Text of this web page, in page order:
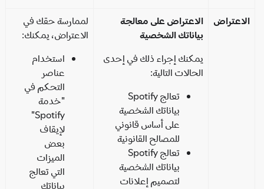
الاعتراض على معالجة
بياناتك الشخصية
يمكنك إجراء ذلك في إحدى
الحالات التالية:
تعالج Spotify
بياناتك الشخصية
على أساس قانوني
للمصالح القانونية
تعالج Spotify
بياناتك الشخصية
لتصميم إعلانات
لممارسة حقك في
الاعتراض، يمكنك:
استخدام
عناصر
التحكم في
"خدمة
Spotify"
لإيقاف
بعض
الميزات
التي تعالج
بياناتك